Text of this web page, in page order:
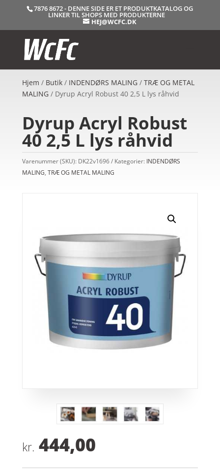
7876 8672 - DENNE SIDE ER ET PRODUKTKATALOG OG
LINKER TIL SHOPS MED PRODUKTERNE
HEJ@WCFC.DK
Hjem / Butik/ INDENDØRS MALING/ TRÆ OG METAL
MALING/ Dyrup Acryl Robust 40 2,5 L lys råhvid
Dyrup Acryl Robust
40 2,5 L lys råhvid
Varenummer (SKU): DK22v1696 Kategorier: INDENDØRS
MALING, TRÆ OG METAL MALING
kr. 444,00